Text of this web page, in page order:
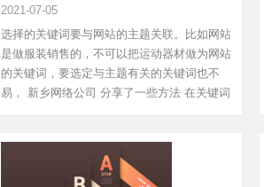
2021-07-05
选择的关键词要与网站的主题关联。比如网站
是做服装销售的，不可以把运动器材做为网站
的关键词，要选定与主题有关的关键词也不
易， 新乡网络公司 分享了一些方法 在关键词